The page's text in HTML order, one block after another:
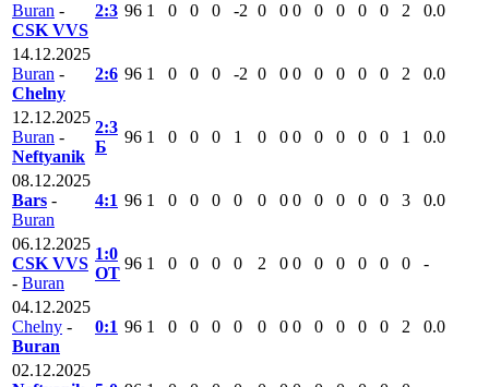
Buran -
CSK VVS
2:3 96 1 0 0 0 -2 0 0 0 0 0 0 0 2 0.0
14.12.2025
Buran -
Chelny
2:6 96 1 0 0 0 -2 0 0 0 0 0 0 0 2 0.0
12.12.2025
Buran -
Neftyanik
2:3
Б
96 1 0 0 0 1 0 0 0 0 0 0 0 1 0.0
08.12.2025
Bars -
Buran
4:1 96 1 0 0 0 0 0 0 0 0 0 0 0 3 0.0
06.12.2025
CSK VVS
- Buran
1:0
ОТ
96 1 0 0 0 0 2 0 0 0 0 0 0 0 -
04.12.2025
Chelny -
Buran
0:1 96 1 0 0 0 0 0 0 0 0 0 0 0 2 0.0
02.12.2025